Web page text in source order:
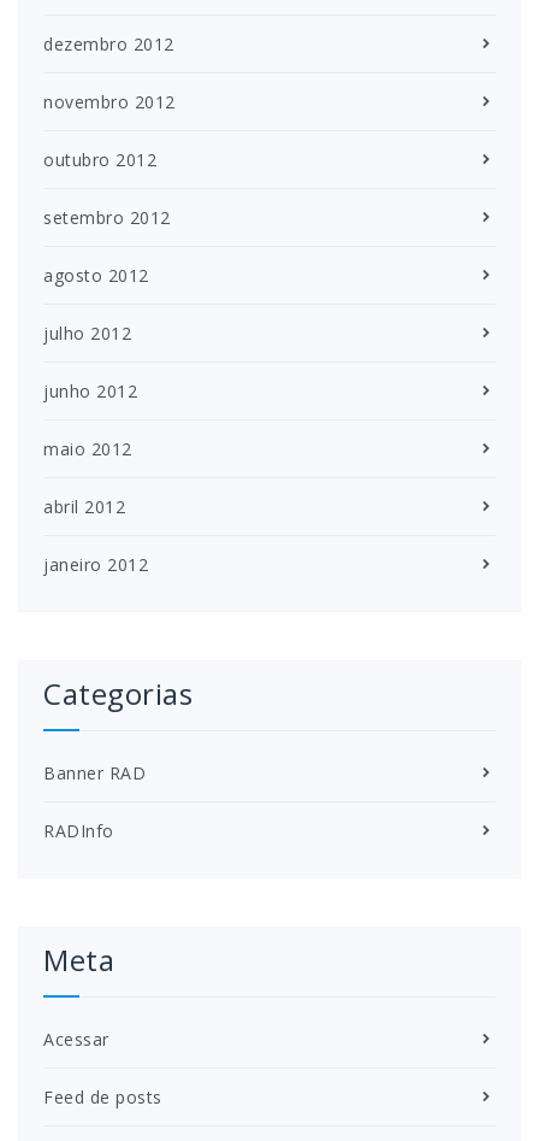
dezembro 2012
novembro 2012
outubro 2012
setembro 2012
agosto 2012
julho 2012
junho 2012
maio 2012
abril 2012
janeiro 2012
Categorias
Banner RAD
RADInfo
Meta
Acessar
Feed de posts